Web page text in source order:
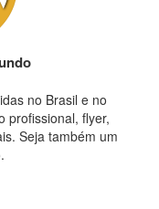
no Brasil e no
profissional, flyer,
Seja também um